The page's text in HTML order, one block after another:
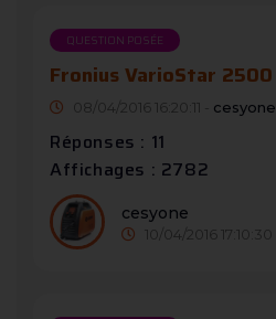
QUESTION POSÉE
Fronius VarioStar 2500
08/04/2016 16:20:11 - cesyone
Réponses : 11
Affichages : 2782
cesyone
10/04/2016 17:10:30